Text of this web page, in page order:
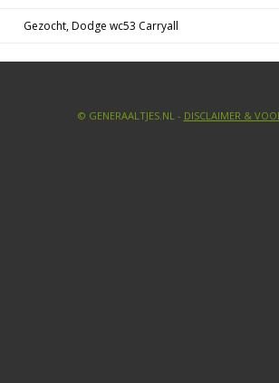
Gezocht, Dodge wc53 Carryall
© GENERAALTJES.NL - DISCLAIMER &